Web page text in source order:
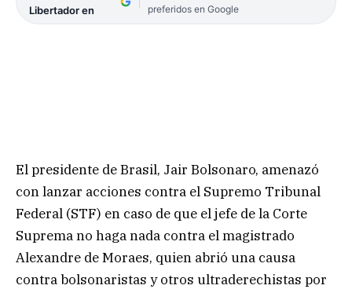
Libertador en
preferidos en Google
El presidente de Brasil, Jair Bolsonaro, amenazó
con lanzar acciones contra el Supremo Tribunal
Federal (STF) en caso de que el jefe de la Corte
Suprema no haga nada contra el magistrado
Alexandre de Moraes, quien abrió una causa
contra bolsonaristas y otros ultraderechistas por